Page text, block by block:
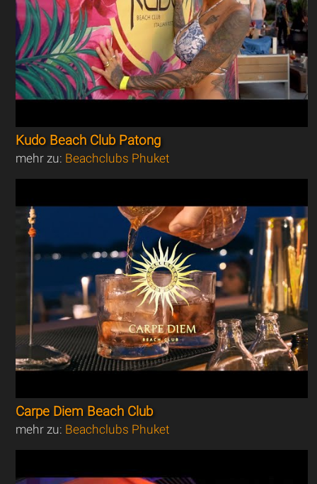
Kudo Beach Club Patong
mehr zu: Beachclubs Phuket
Carpe Diem Beach Club
mehr zu: Beachclubs Phuket